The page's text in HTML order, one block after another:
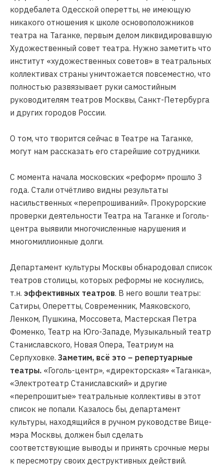
кордебалета Одесской оперетты, не имеющую
никакого отношения к школе основоположников
театра на Таганке, первым делом ликвидировавшую
Художественный совет театра. Нужно заметить что
институт «художественных советов» в театральных
коллективах страны уничтожается повсеместно, что
полностью развязывает руки самостийным
руководителям театров Москвы, Санкт-Петербурга
и других городов России.
О том, что творится сейчас в Театре на Таганке,
могут нам рассказать его старейшие сотрудники.
С момента начала московских «реформ» прошло 3
года. Стали отчётливо видны результаты
насильственных «перепрошиваний». Прокурорские
проверки деятельности Театра на Таганке и Гоголь-
центра выявили многочисленные нарушения и
многомиллионные долги.
Департамент культуры Москвы обнародовал список
театров столицы, которых реформы не коснулись,
т.н. эффективных театров. В него вошли театры:
Сатиры, Оперетты, Современник, Маяковского,
Ленком, Пушкина, Моссовета, Мастерская Петра
Фоменко, Театр на Юго-Западе, Музыкальный театр
Станиславского, Новая Опера, Театриум на
Серпуховке. Заметим, всё это – репертуарные
театры. «Гоголь-центр», «директорская» «Таганка»,
«Электротеатр Станиславский» и другие
«перепрошитые» театральные коллективы в этот
список не попали. Казалось бы, департамент
культуры, находящийся в ручном руководстве Вице-
мэра Москвы, должен был сделать
соответствующие выводы и принять срочные меры
к пересмотру своих деструктивных действий.